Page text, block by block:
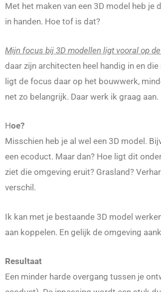
Met het maken van een 3D model heb je
in handen. Hoe tof is dat?
Mijn focus bij 3D modellen ligt vooral op
daar zijn architecten heel handig in en
ligt de focus daar op het bouwwerk,
net zo belangrijk. Daar werk ik graag aan.
Hoe?
Misschien heb je al wel een 3D model.
een ecoduct. Maar dan? Hoe ligt dit
ziet die omgeving eruit? Grasland?
verschil.
Ik kan met je bestaande 3D model
aan koppelen. En gelijk de omgeving
Resultaat
Een minder harde overgang tussen je